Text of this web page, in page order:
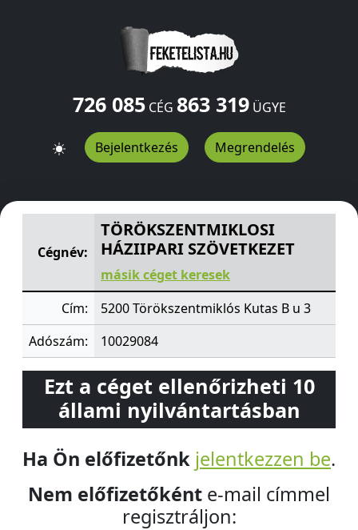
726 085CÉG 863 319ÜGYE
Bejelentkezés Megrendelés
TÖRÖKSZENTMIKLOSI HÁZIIPARI SZÖVETKEZET
Kutas
Cégnév:
TÖRÖKSZENTMIKLOSI
HÁZIIPARI SZÖVETKEZET
másik céget keresek
Cím:
5200 Törökszentmiklós Kutas B u 3
Adószám:
10029084
Ezt a céget ellenőrizheti 10
állami nyilvántartásban
Ha Ön előfizetőnk jelentkezzen be.
Nem előfizetőként e-mail címmel
regisztráljon: